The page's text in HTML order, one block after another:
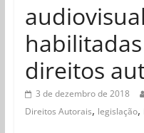
direitos
3 de dezembro de 2018
Direitos Autorais, legislação,